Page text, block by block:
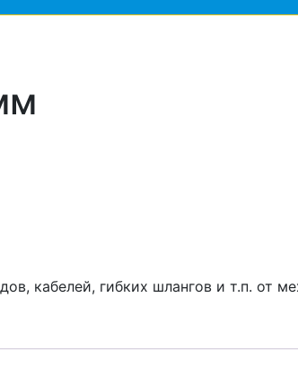
кабелей, гибких шлангов и т.п. от